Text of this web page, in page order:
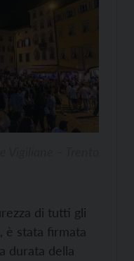
di tutti gli
, è stata firmata
durata della